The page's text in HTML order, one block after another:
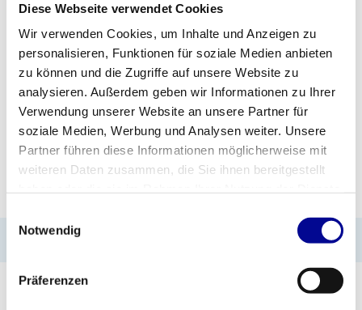
Diese Webseite verwendet Cookies
Wir verwenden Cookies, um Inhalte und Anzeigen zu
personalisieren, Funktionen für soziale Medien anbieten
zu können und die Zugriffe auf unsere Website zu
analysieren. Außerdem geben wir Informationen zu Ihrer
Verwendung unserer Website an unsere Partner für
soziale Medien, Werbung und Analysen weiter. Unsere
Partner führen diese Informationen möglicherweise mit
weiteren Daten zusammen, die Sie ihnen bereitgestellt
Notwendig
Präferenzen
ZUM ANGEBOT HINZUFÜGEN
PROFESSIONELLE
FITNESSGERÄTE
STANDARDMÄSSIG EIN J
AHR GARANTIE
MEHR ALS 28 JAHRE
ERFAHRUNG
BESTE PREISE UND
No information found